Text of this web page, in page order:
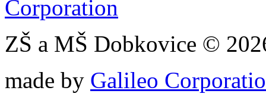
ZŠ a MŠ Dobkovice ©
made by Galileo